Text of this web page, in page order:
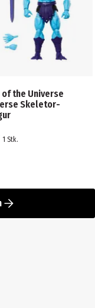
the Universe
Skeletor-
1 Stk.